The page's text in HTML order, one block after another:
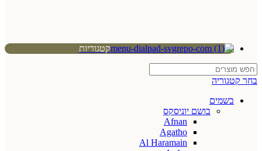
קטגוריות
בחר קטגוריה
בשמים
בושם יוניסקס
Afnan
Agatho
Al Haramain